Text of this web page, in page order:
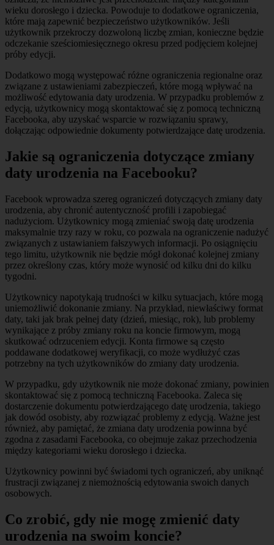
wieku dorosłego i dziecka. Powoduje to dodatkowe ograniczenia,
które mają zapewnić bezpieczeństwo użytkowników. Jeśli
użytkownik przekroczy dozwoloną liczbę zmian, konieczne będzie
odczekanie sześciomiesięcznego okresu przed podjęciem kolejnej
próby edycji.
Dodatkowo mogą występować różne ograniczenia regionalne oraz
związane z ustawieniami zabezpieczeń, które mogą wpływać na
możliwość edytowania daty urodzenia. W przypadku problemów z
edycją, użytkownicy mogą skontaktować się z pomocą techniczną
Facebooka, aby uzyskać wsparcie w rozwiązaniu sprawy,
dołączając odpowiednie dokumenty potwierdzające datę urodzenia.
Jakie są ograniczenia dotyczące zmiany
daty urodzenia na Facebooku?
Facebook wprowadza szereg ograniczeń dotyczących zmiany daty
urodzenia, aby chronić autentyczność profili i zapobiegać
nadużyciom. Użytkownicy mogą zmieniać swoją datę urodzenia
maksymalnie trzy razy w roku, co pozwala na ograniczenie nadużyć
związanych z ustawianiem fałszywych informacji. Po osiągnięciu
tego limitu, użytkownik nie będzie mógł dokonać kolejnej zmiany
przez określony czas, który może wynosić od kilku dni do kilku
tygodni.
Użytkownicy napotykają trudności w kilku sytuacjach, które mogą
uniemożliwić dokonanie zmiany. Na przykład, niewłaściwy format
daty, taki jak brak pełnej daty (dzień, miesiąc, rok), lub problemy
wynikające z próby zmiany roku na koncie firmowym, mogą
skutkować odrzuceniem edycji. Konta firmowe są często
poddawane dodatkowej weryfikacji, co może wydłużyć czas
potrzebny na tych użytkowników do zmiany daty urodzenia.
W przypadku, gdy użytkownik nie może dokonać zmiany, powinien
skontaktować się z pomocą techniczną Facebooka. Zaleca się
dostarczenie dokumentu potwierdzającego datę urodzenia, takiego
jak dowód osobisty, aby rozwiązać problemy z edycją. Ważne jest
również, aby pamiętać, że zmiana daty urodzenia powinna być
zgodna z zasadami Facebooka, co obejmuje zakaz przechodzenia
między kategoriami wieku dorosłego i dziecka.
Użytkownicy powinni być świadomi tych ograniczeń, aby uniknąć
frustracji związanej z niemożnością edytowania swoich danych
osobowych.
Co zrobić, gdy nie mogę zmienić daty
urodzenia na swoim koncie?